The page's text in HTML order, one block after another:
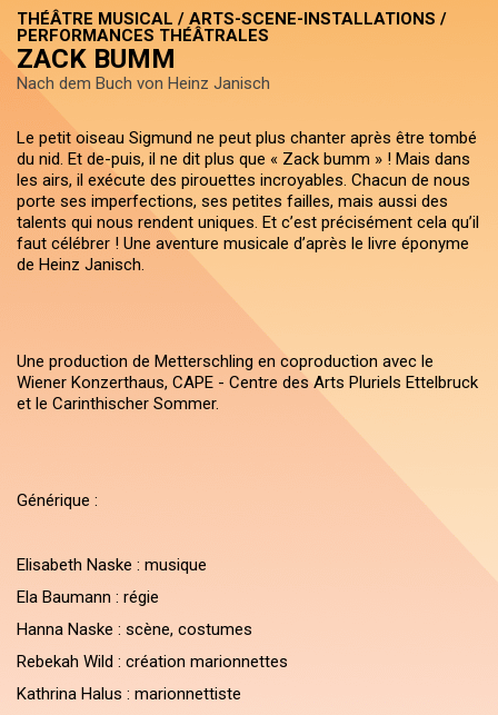
THÉÂTRE MUSICAL / ARTS-SCENE-INSTALLATIONS /
PERFORMANCES THÉÂTRALES
ZACK BUMM
Nach dem Buch von Heinz Janisch
Le petit oiseau Sigmund ne peut plus chanter après être tombé
du nid. Et de-puis, il ne dit plus que « Zack bumm » ! Mais dans
les airs, il exécute des pirouettes incroyables. Chacun de nous
porte ses imperfections, ses petites failles, mais aussi des
talents qui nous rendent uniques. Et c’est précisément cela qu’il
faut célébrer ! Une aventure musicale d’après le livre éponyme
de Heinz Janisch.
Une production de Metterschling en coproduction avec le
Wiener Konzerthaus, CAPE - Centre des Arts Pluriels Ettelbruck
et le Carinthischer Sommer.
Générique :
Elisabeth Naske : musique
Ela Baumann : régie
Hanna Naske : scène, costumes
Rebekah Wild : création marionnettes
Kathrina Halus : marionnettiste